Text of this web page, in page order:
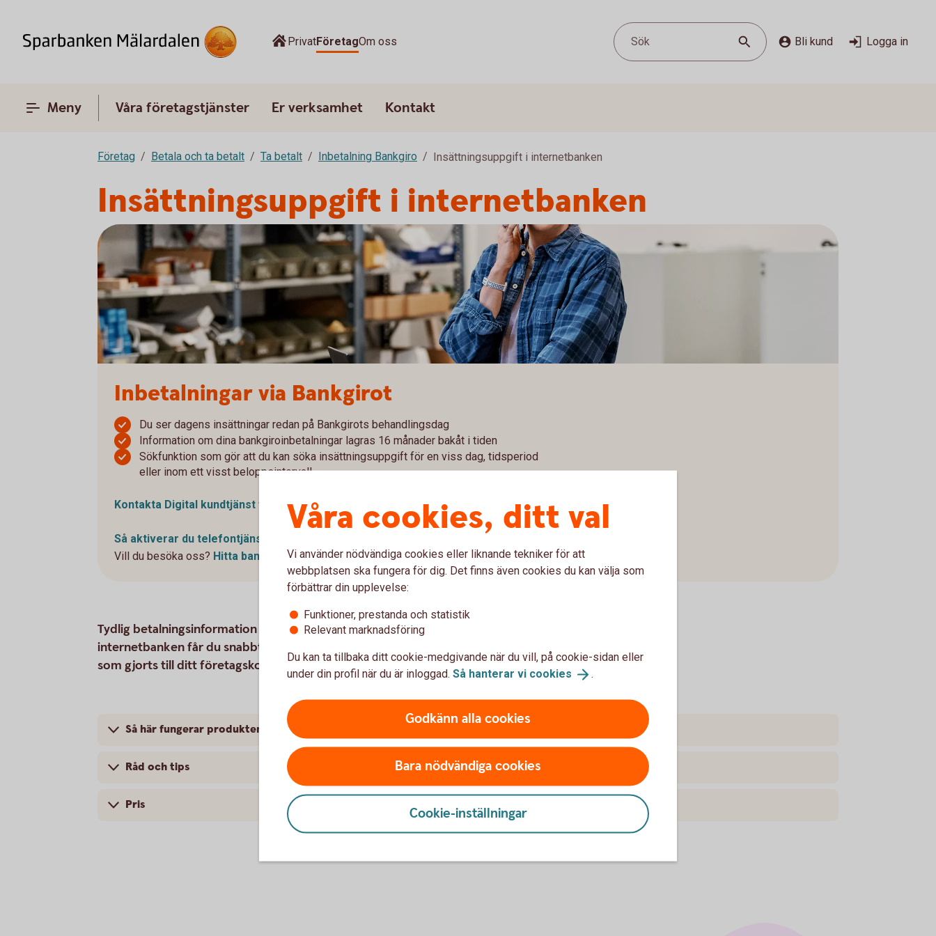
PrivatFöretagOm oss Sök Bli kund Logga in
Meny Våra företagstjänster Er verksamhet Kontakt
Företag Betala och ta betalt Ta betalt Inbetalning Bankgiro Insättningsuppgift i internetbanken
Insättningsuppgift i internetbanken
Inbetalningar via Bankgirot
Du ser dagens insättningar redan på Bankgirots behandlingsdag
Information om dina bankgiroinbetalningar lagras 16 månader bakåt i tiden
Sökfunktion som gör att du kan söka insättningsuppgift för en viss dag, tidsperiod
eller inom ett visst beloppsintervall
Kontakta Digital kundtjänst för att skaffa inbetalningar via Bankgiro
Så aktiverar du telefontjänst
Vill du besöka oss? Hitta bankkontor
Tydlig betalningsinformation på fakturan till dina kunder underlättar betalningen. I
internetbanken får du snabbt och enkelt tillgång till aktuell information om inbetalningar
som gjorts till ditt företagskonto via Bankgirot.
Så här fungerar produkten
Råd och tips
Pris
Våra cookies, ditt val
Vi använder nödvändiga cookies eller liknande tekniker för att
webbplatsen ska fungera för dig. Det finns även cookies du kan välja som
förbättrar din upplevelse:
Funktioner, prestanda och statistik
Relevant marknadsföring
Du kan ta tillbaka ditt cookie-medgivande när du vill, på cookie-sidan eller
under din profil när du är inloggad. Så hanterar vi cookies .
Godkänn alla cookies
Bara nödvändiga cookies
Cookie-inställningar